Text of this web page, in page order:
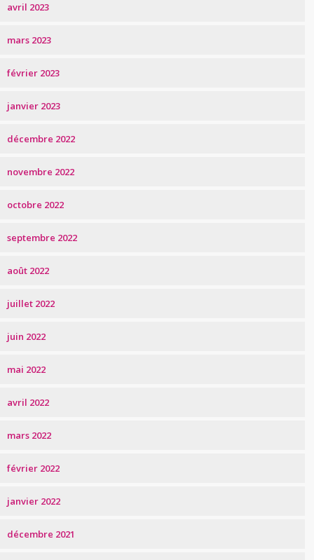
avril 2023
mars 2023
février 2023
janvier 2023
décembre 2022
novembre 2022
octobre 2022
septembre 2022
août 2022
juillet 2022
juin 2022
mai 2022
avril 2022
mars 2022
février 2022
janvier 2022
décembre 2021